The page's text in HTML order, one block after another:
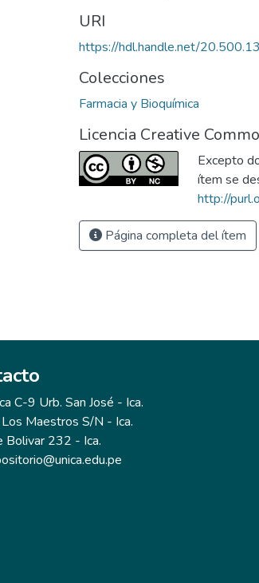
URI
https://hdl.handle.net/
Colecciones
Farmacia y Bioquímica
Licencia Creative
Excepto
ítem se
http://
Página completa del ítem
C-9 Urb. San José - Ica.
Maestros S/N - Ica.
Bolivar 232 - Ica.